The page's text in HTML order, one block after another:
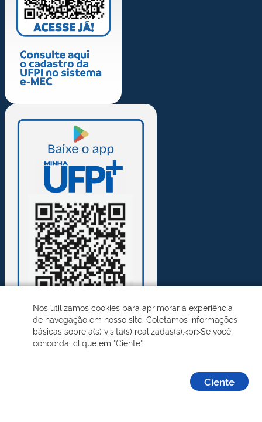
Nós utilizamos cookies para aprimorar a experiência
de navegação em nosso site. Coletamos informações
básicas sobre a(s) visita(s) realizadas(s).<br>Se você
concorda, clique em "Ciente".
Ciente